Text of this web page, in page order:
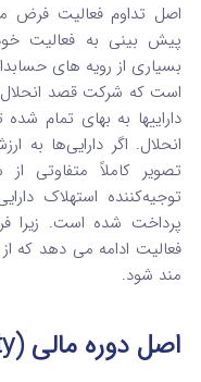
اصل تداوم فعالیت فرض
پیش‌ بینی به فعالیت
بسیاری از رویه‌ های
است که شرکت قصد انحلال
داراییها به بهای تمام‌
انحلال. اگر دارایی‌ها
تصویر کاملاً متفاوتی
توجیه‌کننده استهلاک
پرداخت شده است.
فعالیت ادامه می‌ دهد که
مند شود.
اصل دوره مالی (Principle of Periodicity)